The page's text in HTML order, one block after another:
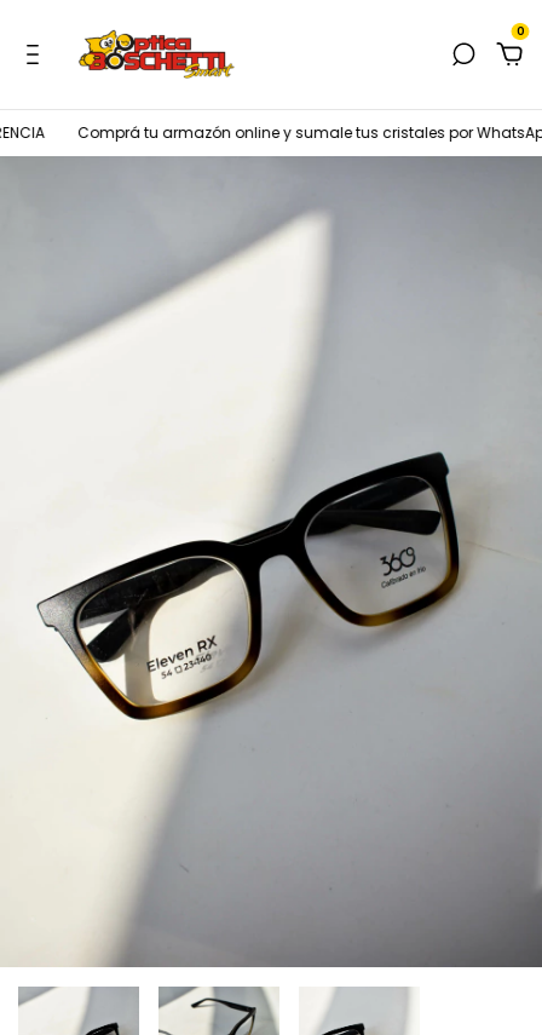
0
Comprá tu armazón online y sumale tus cristales por WhatsApp